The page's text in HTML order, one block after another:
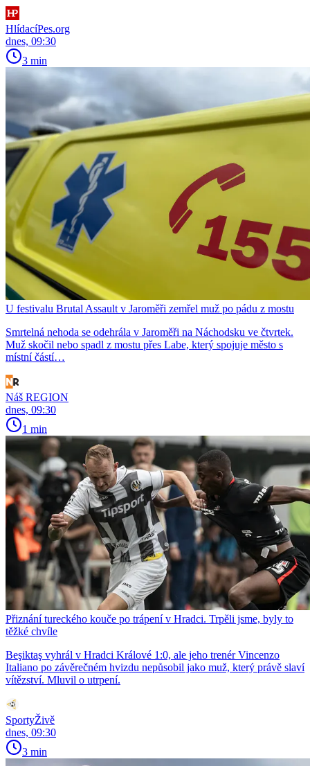
HlídacíPes.org
dnes, 09:30
3 min
U festivalu Brutal Assault v Jaroměři zemřel muž po pádu z mostu
Smrtelná nehoda se odehrála v Jaroměři na Náchodsku ve čtvrtek.
Muž skočil nebo spadl z mostu přes Labe, který spojuje město s
místní částí…
Náš REGION
dnes, 09:30
1 min
Přiznání tureckého kouče po trápení v Hradci. Trpěli jsme, byly to
těžké chvíle
Beşiktaş vyhrál v Hradci Králové 1:0, ale jeho trenér Vincenzo
Italiano po závěrečném hvizdu nepůsobil jako muž, který právě slaví
vítězství. Mluvil o utrpení.
SportyŽivě
dnes, 09:30
3 min